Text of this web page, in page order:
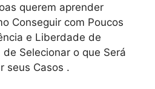
querem aprender
Conseguir com Poucos
e Liberdade de
Selecionar o que Será
seus Casos .